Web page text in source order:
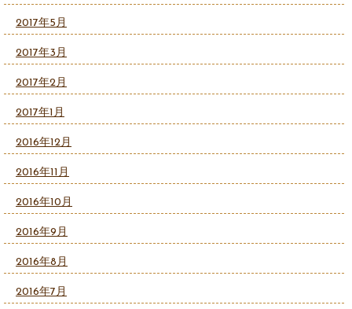
2017年5月
2017年3月
2017年2月
2017年1月
2016年12月
2016年11月
2016年10月
2016年9月
2016年8月
2016年7月